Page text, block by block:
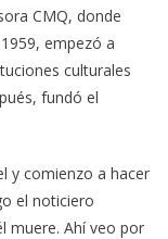
CMQ, donde
empezó a
culturales
fundó el
y comienzo a hacer
el noticiero
muere. Ahí veo por